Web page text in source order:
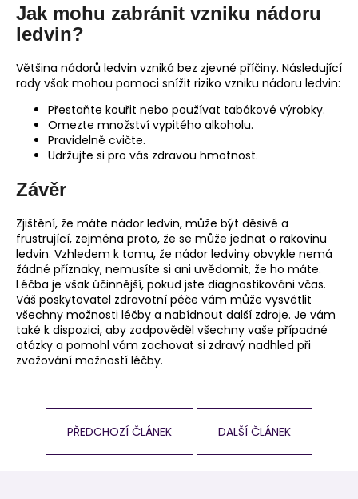
Jak mohu zabránit vzniku nádoru
ledvin?
Většina nádorů ledvin vzniká bez zjevné příčiny. Následující
rady však mohou pomoci snížit riziko vzniku nádoru ledvin:
Přestaňte kouřit nebo používat tabákové výrobky.
Omezte množství vypitého alkoholu.
Pravidelně cvičte.
Udržujte si pro vás zdravou hmotnost.
Závěr
Zjištění, že máte nádor ledvin, může být děsivé a
frustrující, zejména proto, že se může jednat o rakovinu
ledvin. Vzhledem k tomu, že nádor ledviny obvykle nemá
žádné příznaky, nemusíte si ani uvědomit, že ho máte.
Léčba je však účinnější, pokud jste diagnostikováni včas.
Váš poskytovatel zdravotní péče vám může vysvětlit
všechny možnosti léčby a nabídnout další zdroje. Je vám
také k dispozici, aby zodpověděl všechny vaše případné
otázky a pomohl vám zachovat si zdravý nadhled při
zvažování možností léčby.
PŘEDCHOZÍ ČLÁNEK DALŠÍ ČLÁNEK